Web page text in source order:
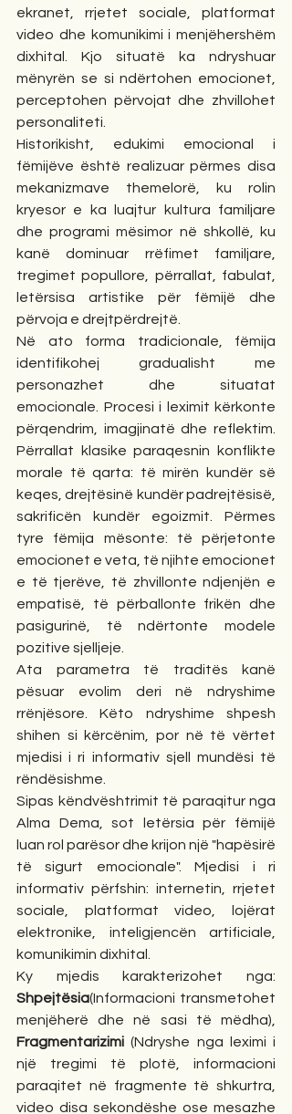
ekranet, rrjetet sociale, platformat
video dhe komunikimi i menjëhershëm
dixhital. Kjo situatë ka ndryshuar
mënyrën se si ndërtohen emocionet,
perceptohen përvojat dhe zhvillohet
personaliteti.
Historikisht, edukimi emocional i
fëmijëve është realizuar përmes disa
mekanizmave themelorë, ku rolin
kryesor e ka luajtur kultura familjare
dhe programi mësimor në shkollë, ku
kanë dominuar rrëfimet familjare,
tregimet popullore, përrallat, fabulat,
letërsisa artistike për fëmijë dhe
përvoja e drejtpërdrejtë.
Në ato forma tradicionale, fëmija
identifikohej gradualisht me
personazhet dhe situatat
emocionale. Procesi i leximit kërkonte
përqendrim, imagjinatë dhe reflektim.
Përrallat klasike paraqesnin konflikte
morale të qarta: të mirën kundër së
keqes, drejtësinë kundër padrejtësisë,
sakrificën kundër egoizmit. Përmes
tyre fëmija mësonte: të përjetonte
emocionet e veta, të njihte emocionet
e të tjerëve, të zhvillonte ndjenjën e
empatisë, të përballonte frikën dhe
pasigurinë, të ndërtonte modele
pozitive sjelljeje.
Ata parametra të traditës kanë
pësuar evolim deri në ndryshime
rrënjësore. Këto ndryshime shpesh
shihen si kërcënim, por në të vërtet
mjedisi i ri informativ sjell mundësi të
rëndësishme.
Sipas këndvështrimit të paraqitur nga
Alma Dema, sot letërsia për fëmijë
luan rol parësor dhe krijon një "hapësirë
të sigurt emocionale". Mjedisi i ri
informativ përfshin: internetin, rrjetet
sociale, platformat video, lojërat
elektronike, inteligjencën artificiale,
komunikimin dixhital.
Shpejtësia(Informacioni transmetohet
Fragmentarizimi (Ndryshe nga leximi i
një tregimi të plotë, informacioni
paraqitet në fragmente të shkurtra,
video disa sekondëshe ose mesazhe